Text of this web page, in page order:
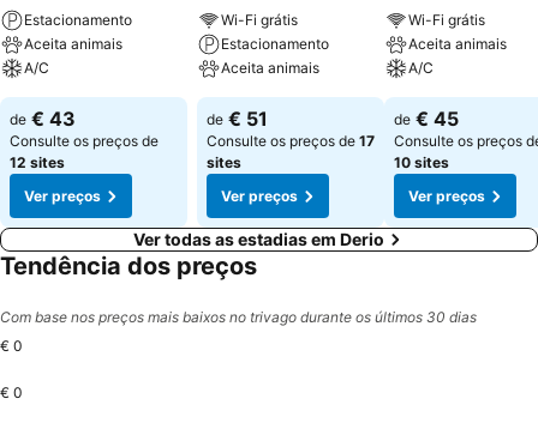
Estacionamento
Aceita animais
A/C
de € 43
Consulte os preços de
12 sites
Ver preços
Wi-Fi grátis
Estacionamento
Aceita animais
de € 51
Consulte os preços de 17
sites
Ver preços
Wi-Fi grátis
Aceita animais
A/C
de € 45
Consulte os preços
10 sites
Ver preços
Ver todas as estadias em Derio
Tendência dos preços
Com base nos preços mais baixos no trivago durante os últimos 30 dias
€ 0
€ 0